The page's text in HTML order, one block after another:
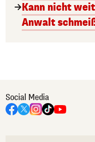
Kann nicht
Anwalt
Social Media